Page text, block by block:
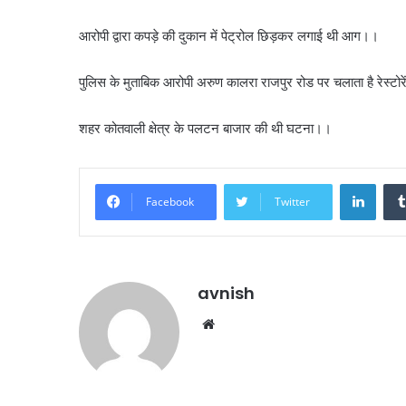
आरोपी द्वारा कपड़े की दुकान में पेट्रोल छिड़कर लगाई थी आग।।
पुलिस के मुताबिक आरोपी अरुण कालरा राजपुर रोड पर चलाता है
शहर कोतवाली क्षेत्र के पलटन बाजार की थी घटना।।
Facebook Twitter
avnish